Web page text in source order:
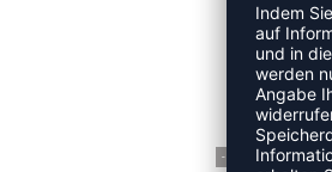
-15%